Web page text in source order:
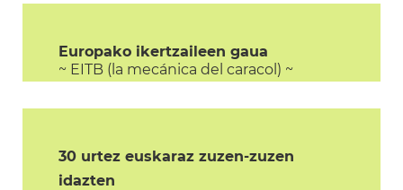
Europako ikertzaileen gaua
~ EITB (la mecánica del caracol) ~
30 urtez euskaraz zuzen-zuzen
idazten